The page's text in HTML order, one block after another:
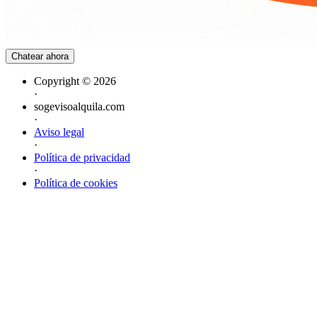
Chatear ahora
Copyright © 2026
·
sogevisoalquila.com
·
Aviso legal
·
Política de privacidad
·
Política de cookies